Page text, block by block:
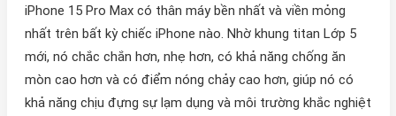
iPhone 15 Pro Max có thân máy bền nhất và viền mỏng
nhất trên bất kỳ chiếc iPhone nào. Nhờ khung titan Lớp 5
mới, nó chắc chắn hơn, nhẹ hơn, có khả năng chống ăn
mòn cao hơn và có điểm nóng chảy cao hơn, giúp nó có
khả năng chịu đựng sự lạm dụng và môi trường khắc nghiệt